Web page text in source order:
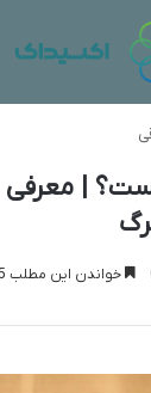
| معرفی
خواندن این مطلب 15 دقیقه زمان میبرد